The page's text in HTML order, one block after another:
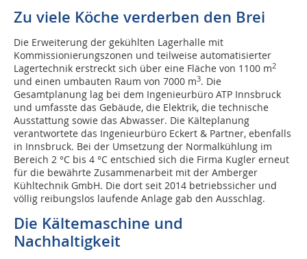
Zu viele Köche verderben den Brei
Die Erweiterung der gekühlten Lagerhalle mit
Kommissionierungszonen und teilweise automatisierter
Lagertechnik erstreckt sich über eine Fläche von 1100 m2
und einen umbauten Raum von 7000 m3. Die
Gesamtplanung lag bei dem Ingenieurbüro ATP Innsbruck
und umfasste das Gebäude, die Elektrik, die technische
Ausstattung sowie das Abwasser. Die Kälteplanung
verantwortete das Ingenieurbüro Eckert & Partner, ebenfalls
in Innsbruck. Bei der Umsetzung der Normalkühlung im
Bereich 2 °C bis 4 °C entschied sich die Firma Kugler erneut
für die bewährte Zusammenarbeit mit der Amberger
Kühltechnik GmbH. Die dort seit 2014 betriebssicher und
völlig reibungslos laufende Anlage gab den Ausschlag.
Die Kältemaschine und
Nachhaltigkeit